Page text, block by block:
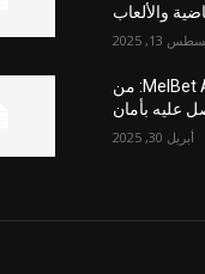
والألعاب
13, 2025
أحدث إصدار من MelBet APK: من
عليه بأمان
أبريل 30, 2025